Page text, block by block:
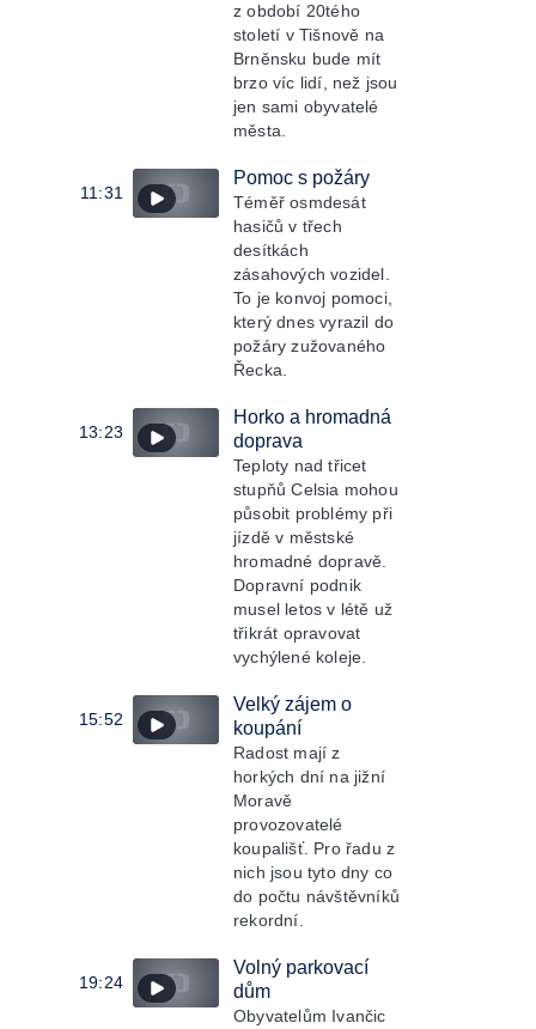
z období 20tého
století v Tišnově na
Brněnsku bude mít
brzo víc lidí, než jsou
jen sami obyvatelé
města.
11:31
Pomoc s požáry
Téměř osmdesát
hasičů v třech
desítkách
zásahových vozidel.
To je konvoj pomoci,
který dnes vyrazil do
požáry zužovaného
Řecka.
13:23
Horko a hromadná
doprava
Teploty nad třicet
stupňů Celsia mohou
působit problémy při
jízdě v městské
hromadné dopravě.
Dopravní podnik
musel letos v létě už
třikrát opravovat
vychýlené koleje.
15:52
Velký zájem o
koupání
Radost mají z
horkých dní na jižní
Moravě
provozovatelé
koupališť. Pro řadu z
nich jsou tyto dny co
do počtu návštěvníků
rekordní.
19:24
Volný parkovací
dům
Obyvatelům Ivančic